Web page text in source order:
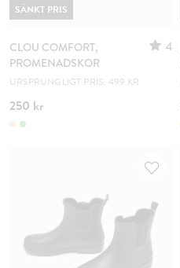
CLOU COMFORT,
PROMENADSKOR
4
URSPRUNGLIGT PRIS: 499 KR
250 kr
SÄNKT PRIS